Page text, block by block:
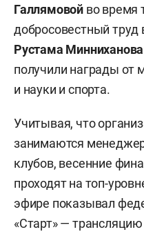
Галлямовой во время
добросовестный труд
Рустама Минниханова
получили награды от
и науки и спорта.
Учитывая, что
занимаются
клубов, весенние
проходят на топ-
эфире показывал
«Старт» —